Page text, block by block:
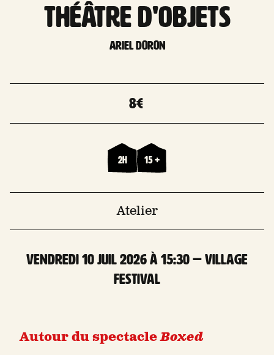
THÉÂTRE D'OBJETS
Ariel Doron
8€
2h 15 +
Atelier
vendredi 10 Juil 2026 à 15:30 — Village
Festival
Autour du spectacleBoxed